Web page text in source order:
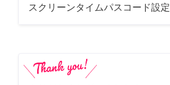
スクリーンタイムパスコード設定